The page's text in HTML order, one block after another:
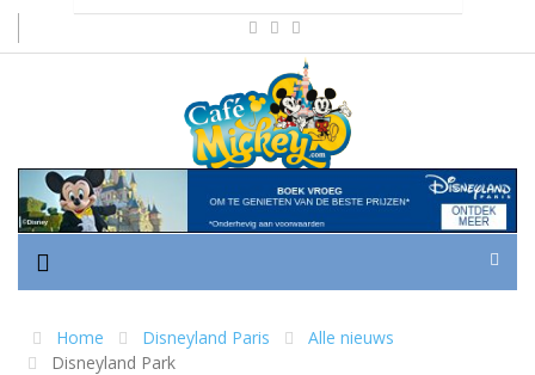
Home Disneyland Paris
Alle nieuws
Disneyland Park